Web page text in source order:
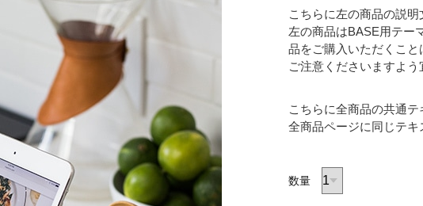
こちらに左の商品の説明
左の商品はBASE用テー
品をご購入いただくこと
ご注意くださいますよう
こちらに全商品の共通テ
全商品ページに同じテキ
数量